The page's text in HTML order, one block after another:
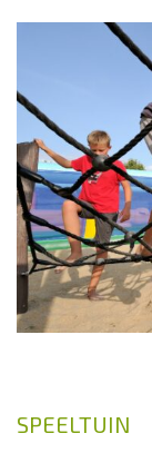
SPEELTUIN